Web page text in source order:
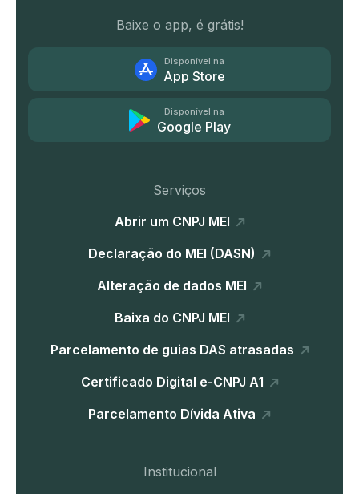
Baixe o app, é grátis!
Disponível na
App Store
Disponível na
Google Play
Serviços
Abrir um CNPJ MEI
Declaração do MEI (DASN)
Alteração de dados MEI
Baixa do CNPJ MEI
Parcelamento de guias DAS atrasadas
Certificado Digital e-CNPJ A1
Parcelamento Dívida Ativa
Institucional